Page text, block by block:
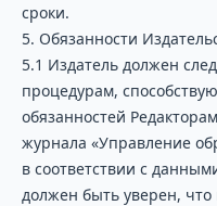
сроки.
5. Обязанности
5.1 Издатель должен
процедурам,
обязанностей
журнала «Управление
в соответствии с
должен быть уверен,